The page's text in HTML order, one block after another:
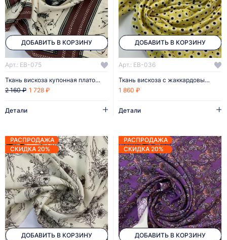
ДОБАВИТЬ В КОРЗИНУ
Арт.: EB-075
Ткань вискоза купонная платок 50х50
1 728 ₽
2 160 ₽
Детали
ДОБАВИТЬ В КОРЗИНУ
Арт.: EB-036
Ткань вискоза с жаккардовым плетением
1 860 ₽
Детали
ДОБАВИТЬ В КОРЗИНУ
РАСПРОДАЖА
СКИДКА 20%
ДОБАВИТЬ В КОРЗИНУ
РАСПРОДАЖА
СКИДКА 20%